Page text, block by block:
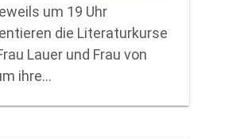
um 19 Uhr
die Literaturkurse
Lauer und Frau von
ihre…